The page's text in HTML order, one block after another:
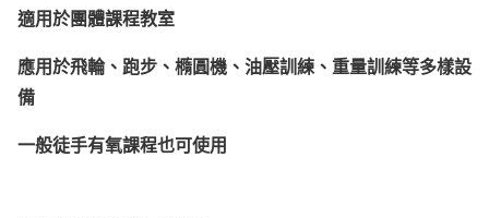
適用於團體課程教室
應用於飛輪、跑步、橢圓機、油壓訓練、重量訓練等多樣設
備
一般徒手有氧課程也可使用